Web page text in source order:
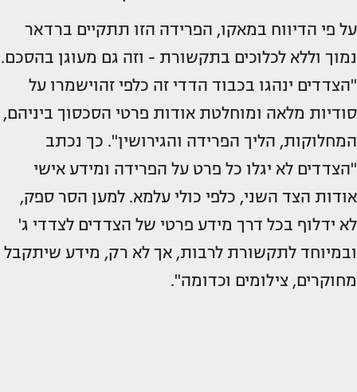
על פי הדיווח במאקו, הפרידה הזו תתקיים ברדאר
נמוך וללא לכלוכים בתקשורת - וזה גם מעוגן בהסכם.
"הצדדים ינהגו בכבוד הדדי זה כלפי זהוישמרו על
סודיות מלאה ומוחלטת אודות פרטי הסכסוך ביניהם,
המחלוקות, הליך הפרידה והגירושין". כך נכתב
"הצדדים לא יגלו כל פרט על הפרידה ומידע אישי
אודות הצד השני, כלפי כולי עלמא. למען הסר ספק,
לא ידלוף בכל דרך מידע פרטי של הצדדים לצדדי ג'
ובמיוחד לתקשורת לרבות, אך לא רק, מידע שיתקבל
מחוקרים, צילומים וכדומה".